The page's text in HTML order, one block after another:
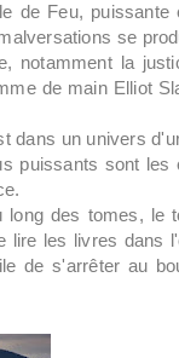
de Feu, puissante
se
notamment la
de main Elliot
dans un univers
puissants sont les
long des tomes, le
lire les livres dans
de s'arrêter au